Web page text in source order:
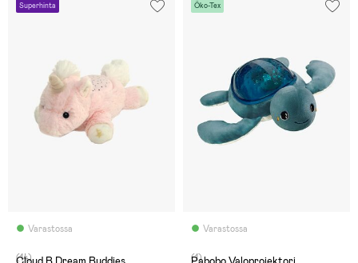
Superhinta
Varastossa
(14)
Öko-Tex
Varastossa
(1)